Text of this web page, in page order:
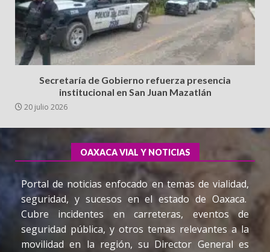
Secretaría de Gobierno refuerza presencia
institucional en San Juan Mazatlán
20 julio 2026
OAXACA VIAL Y NOTICIAS
Portal de noticias enfocado en temas de vialidad,
seguridad, y sucesos en el estado de Oaxaca.
Cubre incidentes en carreteras, eventos de
seguridad pública, y otros temas relevantes a la
movilidad en la región, su Director General es